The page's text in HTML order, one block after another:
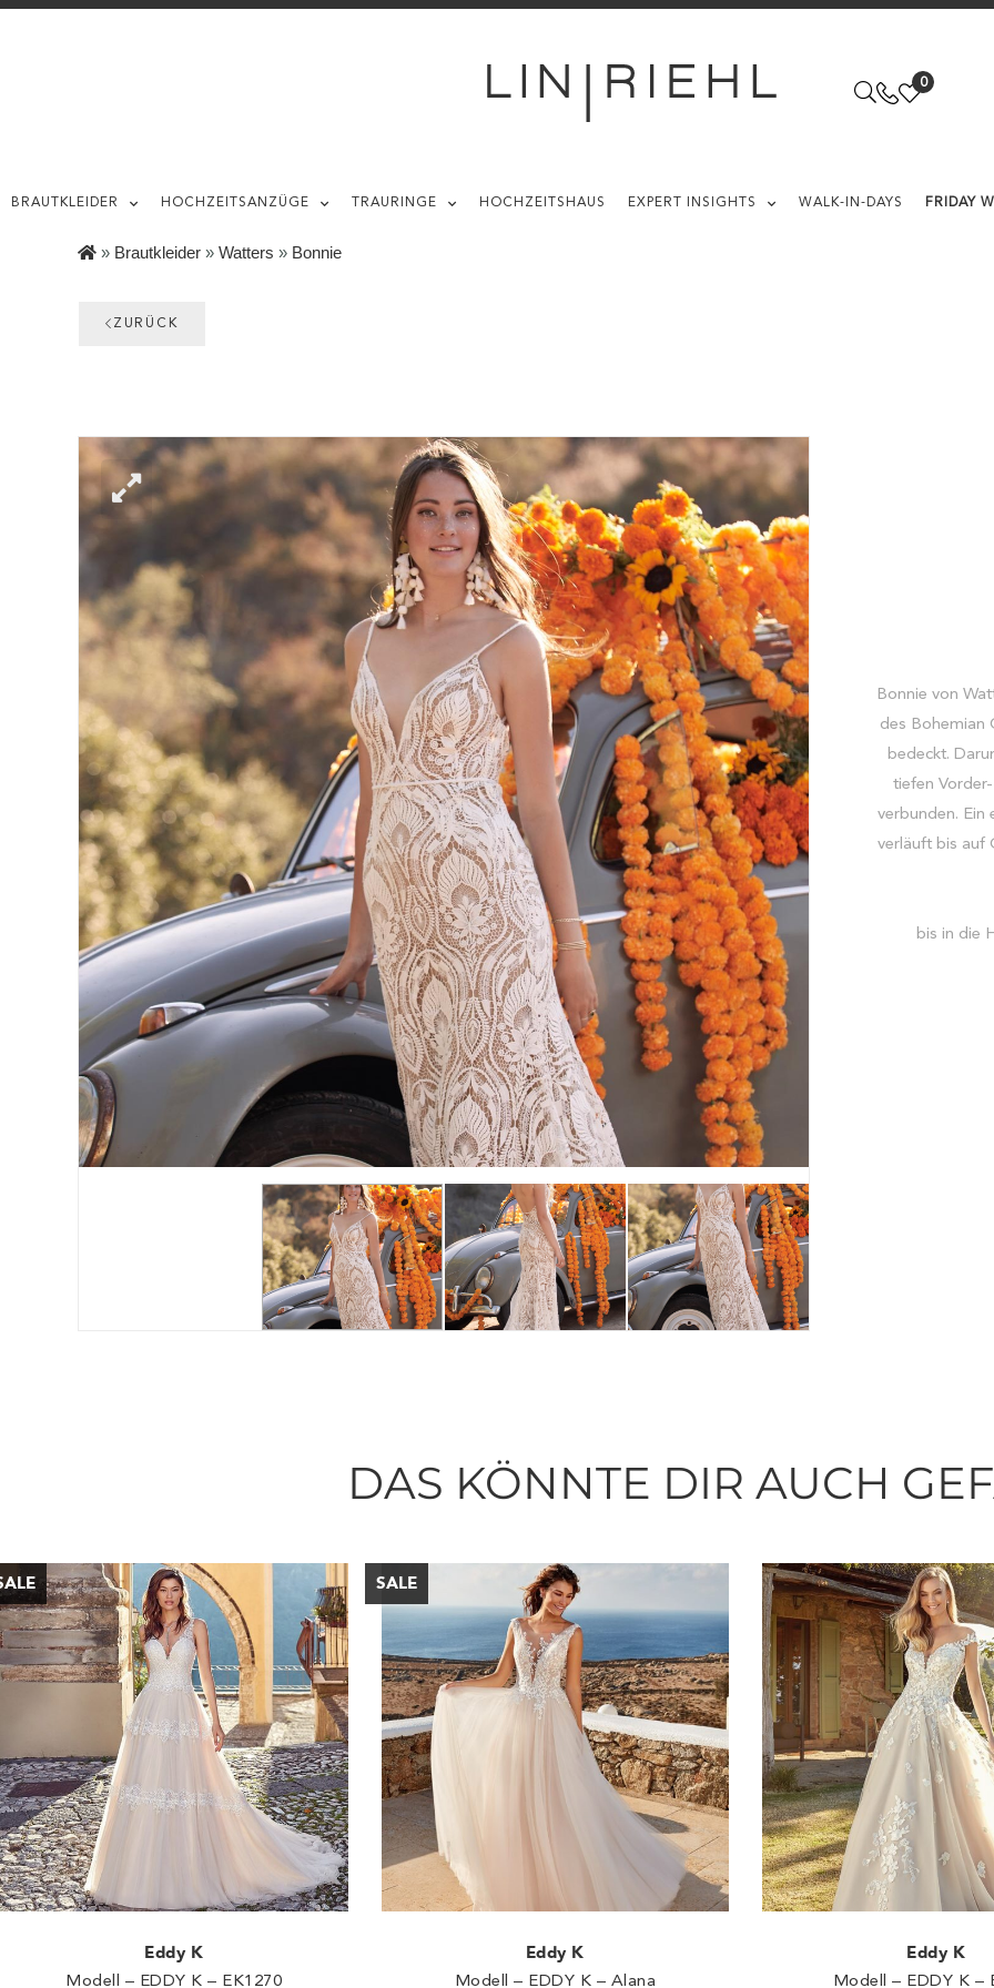
0
BRAUTKLEIDER HOCHZEITSANZÜGE TRAURINGE HOCHZEITSHAUS EXPERT INSIGHTS WALK-IN-DAYS FRIDAY
» Brautkleider » Watters » Bonnie
ZURÜCK
Bonnie von
des Bohemian
bedeckt.
tiefen
verbunden. Ein
verläuft bis auf
bis in die
DAS KÖNNTE DIR AUCH
Eddy K
Modell – EDDY K – EK1270
Eddy K
Modell – EDDY K – Alana
Eddy K
Modell – EDDY K –